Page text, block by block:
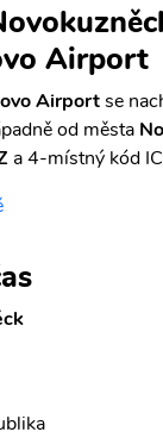
Airport
Airportse
od města
a 4-místný kód